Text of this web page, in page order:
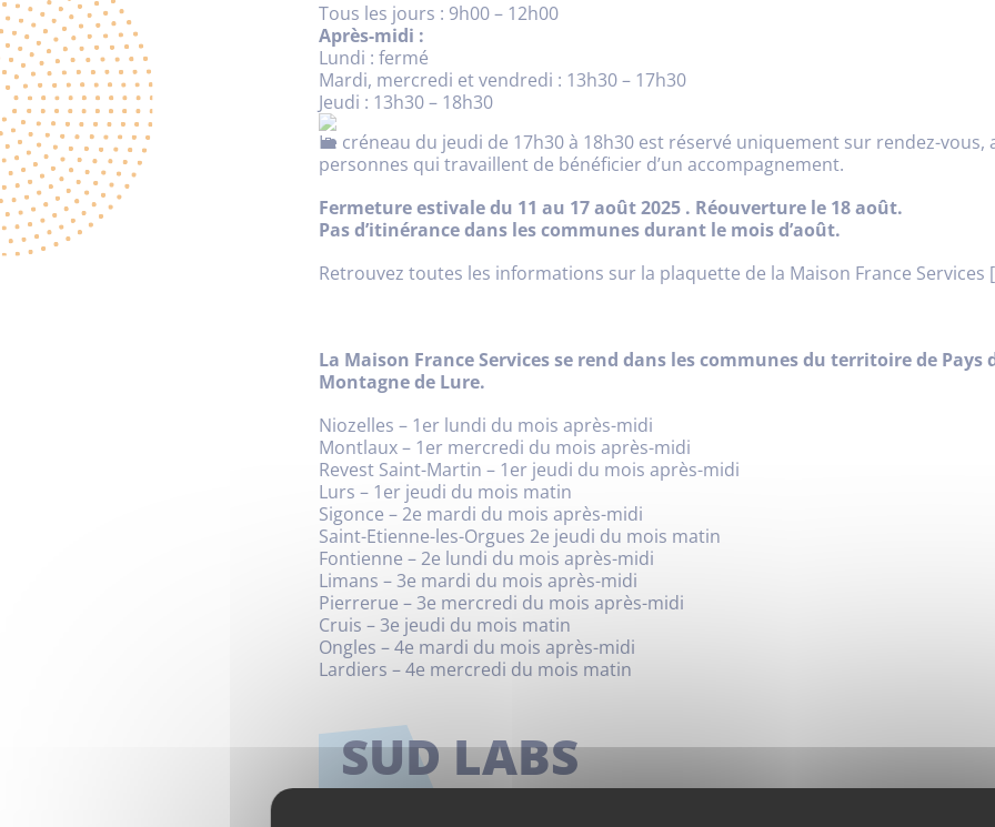
Tous les jours : 9h00 – 12h00
Après-midi :
Lundi : fermé
Mardi, mercredi et vendredi : 13h30 – 17h30
Jeudi : 13h30 – 18h30
Le créneau du jeudi de 17h30 à 18h30 est réservé uniquement sur rendez-
personnes qui travaillent de bénéficier d’un accompagnement.
Fermeture estivale du 11 au 17 août 2025 . Réouverture le 18 août.
Pas d’itinérance dans les communes durant le mois d’août.
Retrouvez toutes les informations sur la plaquette de la Maison France Services
La Maison France Services se rend dans les communes du territoire de Pays
Montagne de Lure.
Niozelles – 1er lundi du mois après-midi
Montlaux – 1er mercredi du mois après-midi
Revest Saint-Martin – 1er jeudi du mois après-midi
Lurs – 1er jeudi du mois matin
Sigonce – 2e mardi du mois après-midi
Saint-Etienne-les-Orgues 2e jeudi du mois matin
Fontienne – 2e lundi du mois après-midi
Limans – 3e mardi du mois après-midi
Pierrerue – 3e mercredi du mois après-midi
Cruis – 3e jeudi du mois matin
Ongles – 4e mardi du mois après-midi
Lardiers – 4e mercredi du mois matin
SUD LABS